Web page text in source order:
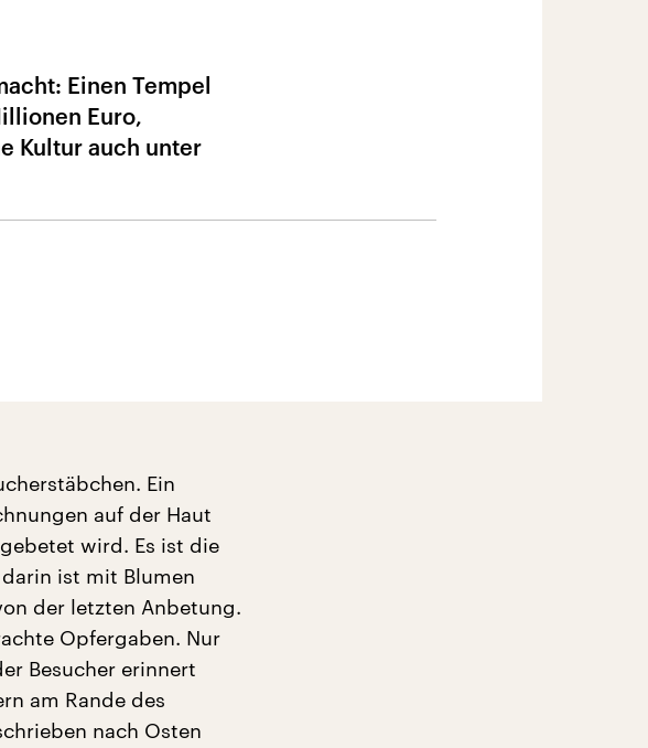
Einen Tempel
Euro,
Kultur auch unter
Ein
auf der Haut
wird. Es ist die
ist mit Blumen
der letzten Anbetung.
Opfergaben. Nur
Besucher erinnert
am Rande des
nach Osten